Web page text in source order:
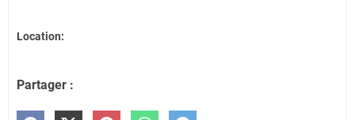
Location:
Partager :